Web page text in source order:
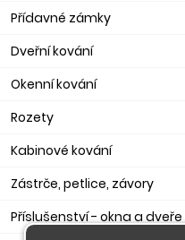
Přídavné zámky
Dveřní kování
Okenní kování
Rozety
Kabinové kování
Zástrče, petlice, závory
Příslušenství - okna a dveře